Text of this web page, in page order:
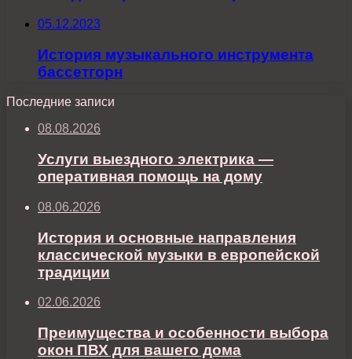
05.12.2023
История музыкального инструмента
бассетгорн
Последние записи
08.08.2026
Услуги выездного электрика —
оперативная помощь на дому
08.06.2026
История и основные направления
классической музыки в европейской
традиции
02.06.2026
Преимущества и особенности выбора
окон ПВХ для вашего дома